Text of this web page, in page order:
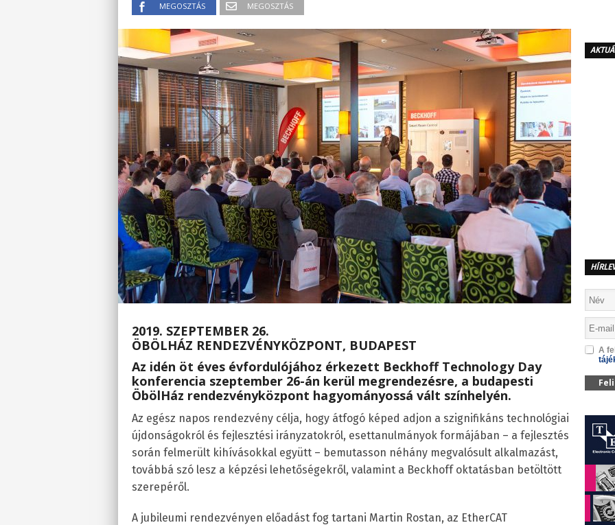
MEGOSZTÁS MEGOSZTÁS
2019. SZEPTEMBER 26.
ÖBÖLHÁZ RENDEZVÉNYKÖZPONT, BUDAPEST
Az idén öt éves évfordulójához érkezett Beckhoff Technology Day
konferencia szeptember 26-án kerül megrendezésre, a budapesti
ÖbölHáz rendezvényközpont hagyományossá vált színhelyén.
Az egész napos rendezvény célja, hogy átfogó képed adjon a szignifikáns technológiai
újdonságokról és fejlesztési irányzatokról, esettanulmányok formájában – a fejlesztés
során felmerült kihívásokkal együtt – bemutasson néhány megvalósult alkalmazást,
továbbá szó lesz a képzési lehetőségekről, valamint a Beckhoff oktatásban betöltött
szerepéről.
A jubileumi rendezvényen előadást fog tartani Martin Rostan, az EtherCAT
A